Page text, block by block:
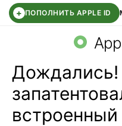
+ ПОПОЛНИТЬ APPLE ID
СБЕР КИДС ВТБ
Дождались!
встроенный